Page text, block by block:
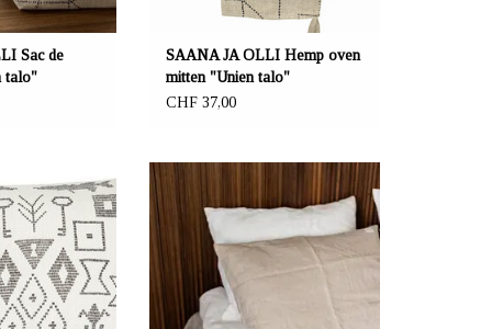
Sac de
talo"
SAANA JA OLLI Hemp oven
mitten "Unien talo"
CHF 37,00
Suisse
en chanvre. Le
est inspiré des
de création
riche tradition des
OFFRANT: mustikka.ch Reeta Nagel,
Hemp fabric pillowcase 50 x 60 cm.
Available in five different shades:
Natural Dune, Winter Sky, Mist, Snow
and Green Twig.